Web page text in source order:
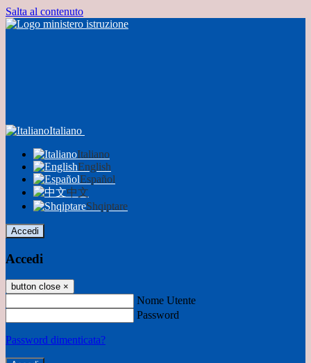
Salta al contenuto
Italiano
Italiano
English
Español
中文
Shqiptare
Accedi
Accedi
button close ×
Nome Utente
Password
Password dimenticata?